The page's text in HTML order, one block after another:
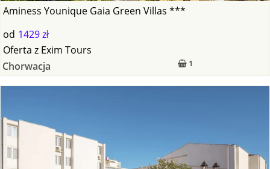
Aminess Younique Gaia Green Villas ***
od 1429 zł
1
Oferta z Exim Tours
Chorwacja